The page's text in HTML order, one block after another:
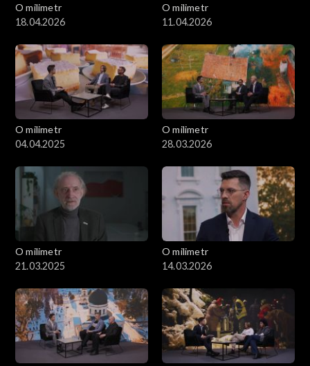
O milimetr
18.04.2026
O milimetr
11.04.2026
O milimetr
04.04.2025
O milimetr
28.03.2026
O milimetr
21.03.2025
O milimetr
14.03.2026